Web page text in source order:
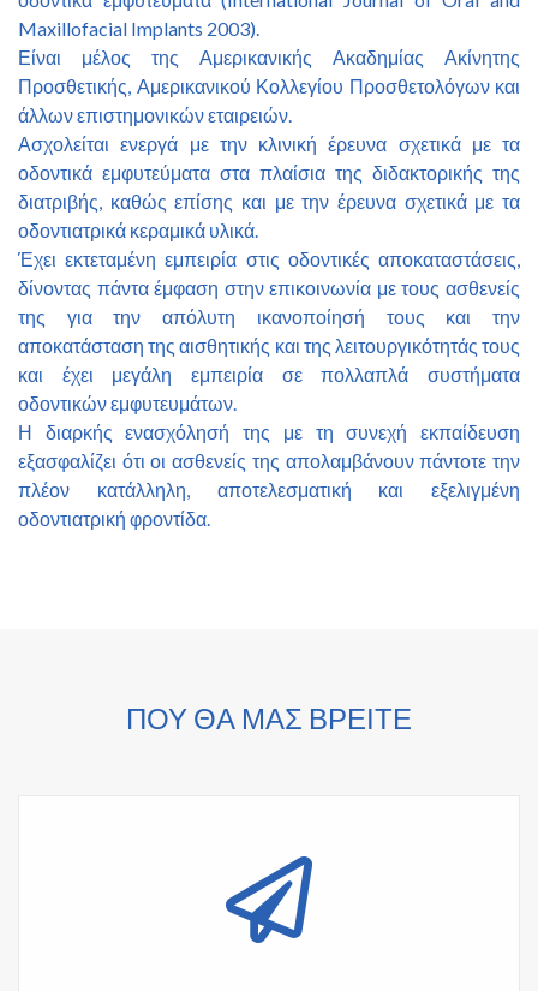
Maxillofacial Implants 2003).
Είναι μέλος της Αμερικανικής Ακαδημίας Ακίνητης
Προσθετικής, Αμερικανικού Κολλεγίου Προσθετολόγων και
άλλων επιστημονικών εταιρειών.
Ασχολείται ενεργά με την κλινική έρευνα σχετικά με τα
οδοντικά εμφυτεύματα στα πλαίσια της διδακτορικής της
διατριβής, καθώς επίσης και με την έρευνα σχετικά με τα
οδοντιατρικά κεραμικά υλικά.
Έχει εκτεταμένη εμπειρία στις οδοντικές αποκαταστάσεις,
δίνοντας πάντα έμφαση στην επικοινωνία με τους ασθενείς
της για την απόλυτη ικανοποίησή τους και την
αποκατάσταση της αισθητικής και της λειτουργικότητάς τους
και έχει μεγάλη εμπειρία σε πολλαπλά συστήματα
οδοντικών εμφυτευμάτων.
Η διαρκής ενασχόλησή της με τη συνεχή εκπαίδευση
εξασφαλίζει ότι οι ασθενείς της απολαμβάνουν πάντοτε την
πλέον κατάλληλη, αποτελεσματική και εξελιγμένη
οδοντιατρική φροντίδα.
ΠΟΥ ΘΑ ΜΑΣ ΒΡΕΙΤΕ